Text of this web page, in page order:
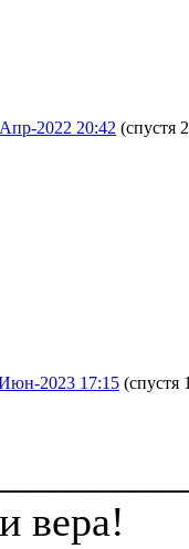
2022 20:42 (спустя
2023 17:15 (спустя
вера!